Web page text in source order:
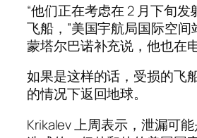
“他们正在考虑在 2 月下旬
飞船，”美国宇航局国际空
蒙塔尔巴诺补充说，他也在
如果是这样的话，受损的飞
的情况下返回地球。
Krikalev 上周表示，泄漏可